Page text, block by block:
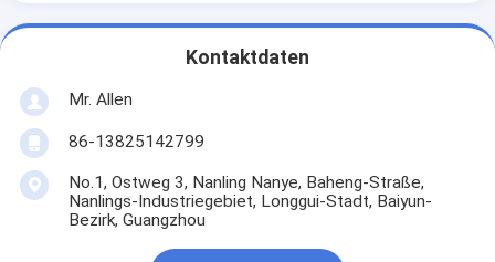
Kontaktdaten
Mr. Allen
86-13825142799
No.1, Ostweg 3, Nanling Nanye, Baheng-Straße,
Nanlings-Industriegebiet, Longgui-Stadt, Baiyun-
Bezirk, Guangzhou